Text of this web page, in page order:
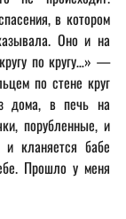
в котором
Оно и на
по кругу…» —
по стене круг
дома, в печь на
порубленные, и
кланяется бабе
Прошло у меня